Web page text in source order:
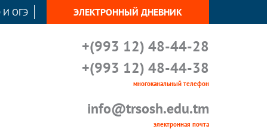
ОГЭ ЭЛЕКТРОННЫЙ ДНЕВНИК
+(993 12) 48-44-28
+(993 12) 48-44-38
многоканальный телефон
info@trsosh.edu.tm
электронная почта